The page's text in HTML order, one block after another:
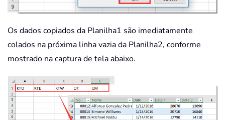
Os dados copiados da Planilha1 são imediatamente
colados na próxima linha vazia da Planilha2, conforme
mostrado na captura de tela abaixo.